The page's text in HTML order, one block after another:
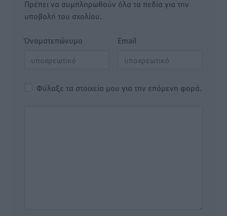
Πρέπει να συμπληρωθούν όλα τα πεδία για την
υποβολή του σχολίου.
Όνοματεπώνυμο Email
Φύλαξε τα στοιχεία μου για την επόμενη φορά.